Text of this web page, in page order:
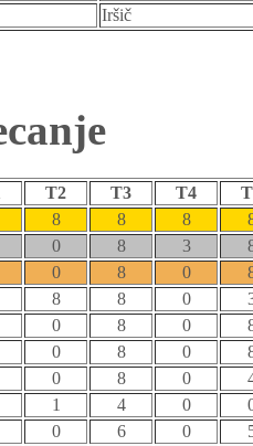
Iršič
T2 T3 T4
8 8 8
0 8 3
0 8 0
8 8 0
0 8 0
0 8 0
0 8 0
1 4 0
0 6 0